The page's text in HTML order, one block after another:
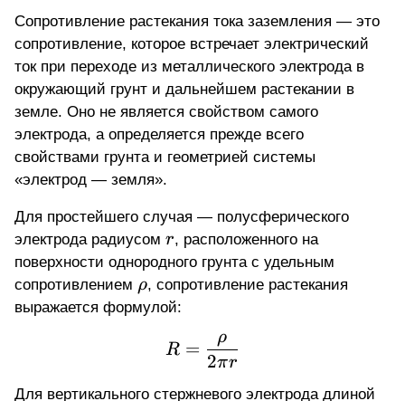
Сопротивление растекания тока заземления — это
сопротивление, которое встречает электрический
ток при переходе из металлического электрода в
окружающий грунт и дальнейшем растекании в
земле. Оно не является свойством самого
электрода, а определяется прежде всего
свойствами грунта и геометрией системы
«электрод — земля».
Для простейшего случая — полусферического
электрода радиусом r
r, расположенного на
поверхности однородного грунта с удельным
сопротивлением \rho
ρ, сопротивление растекания
выражается формулой:
R = \frac{\rho}{2\pi r}
R =
2πr
ρ
Для вертикального стержневого электрода длиной